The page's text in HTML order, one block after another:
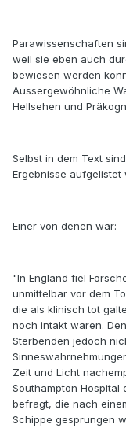
Parawissenschaften
weil sie eben auch
bewiesen werden
Aussergewöhnliche
Hellsehen und
Selbst in dem Text
Ergebnisse aufgelistet
Einer von denen war:
"In England fiel
unmittelbar vor dem
die als klinisch tot
noch intakt waren.
Sterbenden jedoch
Zeit und Licht
Southampton
befragt, die nach
Schippe gesprungen